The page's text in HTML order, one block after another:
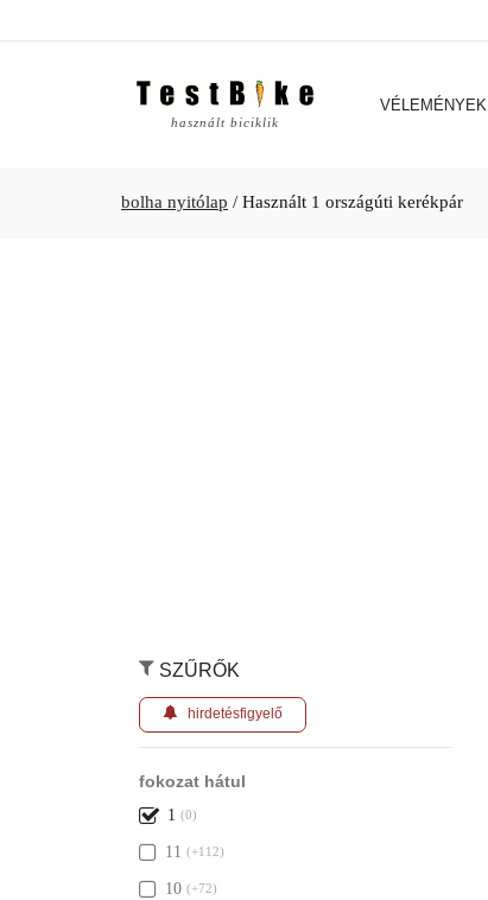
használt biciklik
VÉLEMÉNYEK
bolha nyitólap / Használt 1 országúti kerékpár
SZŰRŐK
hirdetésfigyelő
fokozat hátul
1 (0)
11 (+112)
10 (+72)